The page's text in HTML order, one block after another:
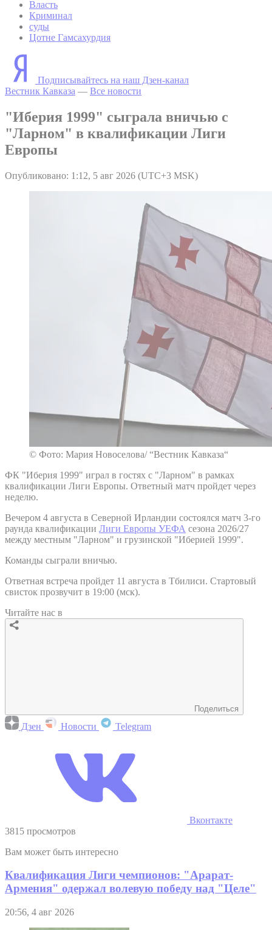
Власть
Криминал
суды
Цотне Гамсахурдия
Подписывайтесь на наш Дзен-канал
Вестник Кавказа — Все новости
"Иберия 1999" сыграла вничью с
"Ларном" в квалификации Лиги
Европы
Опубликовано: 1:12, 5 авг 2026 (UTC+3 MSK)
© Фото: Мария Новоселова/ “Вестник Кавказа“
ФК "Иберия 1999" играл в гостях с "Ларном" в рамках
квалификации Лиги Европы. Ответный матч пройдет через
неделю.
Вечером 4 августа в Северной Ирландии состоялся матч 3-го
раунда квалификации Лиги Европы УЕФА сезона 2026/27
между местным "Ларном" и грузинской "Иберией 1999".
Команды сыграли вничью.
Ответная встреча пройдет 11 августа в Тбилиси. Стартовый
свисток прозвучит в 19:00 (мск).
Читайте нас в
Поделиться
Дзен Новости Telegram
Вконтакте
3815 просмотров
Вам может быть интересно
Квалификация Лиги чемпионов: "Арарат-
Армения" одержал волевую победу над "Целе"
20:56, 4 авг 2026